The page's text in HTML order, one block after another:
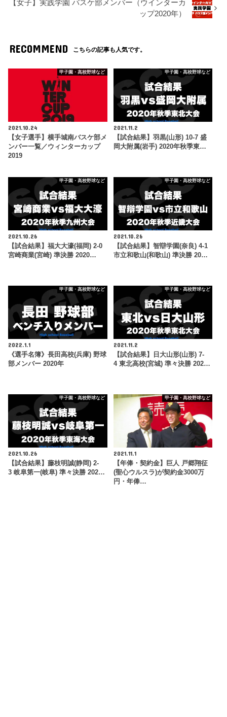
【女子】実践学園 バスケ部メンバー（ウインターカ
ップ2020年）
RECOMMEND こちらの記事も人気です。
甲子園・高校野球など
2021.10.24
【女子選手】横手城南バスケ部メ
ンバー一覧／ウィンターカップ
2019
甲子園・高校野球など
2021.11.2
【試合結果】羽黒(山形) 10-7 盛
岡大附属(岩手) 2020年秋季東…
甲子園・高校野球など
2021.10.26
【試合結果】福大大濠(福岡) 2-0
宮崎商業(宮崎) 準決勝 2020…
甲子園・高校野球など
2021.10.26
【試合結果】智辯学園(奈良) 4-1
市立和歌山(和歌山) 準決勝 20…
甲子園・高校野球など
2022.1.1
《選手名簿》長田高校(兵庫) 野球
部メンバー 2020年
甲子園・高校野球など
2021.11.2
【試合結果】日大山形(山形) 7-
4 東北高校(宮城) 準々決勝 202…
甲子園・高校野球など
2021.10.26
【試合結果】藤枝明誠(静岡) 2-
3 岐阜第一(岐阜) 準々決勝 202…
甲子園・高校野球など
2021.11.1
【年俸・契約金】巨人 戸郷翔征
(聖心ウルスラ)が契約金3000万
円・年俸…